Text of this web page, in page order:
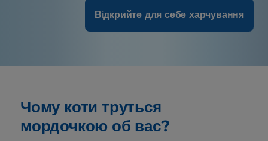
Відкрийте для себе харчування
Чому коти труться
мордочкою об вас?